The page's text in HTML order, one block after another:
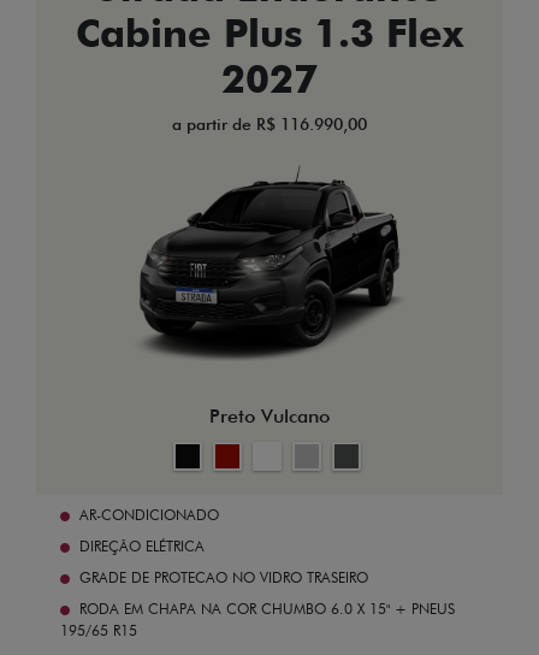
Cabine Plus 1.3 Flex
2027
a partir de R$ 116.990,00
Preto Vulcano
AR-CONDICIONADO
DIREÇÃO ELÉTRICA
GRADE DE PROTECAO NO VIDRO TRASEIRO
RODA EM CHAPA NA COR CHUMBO 6.0 X 15" + PNEUS
195/65 R15